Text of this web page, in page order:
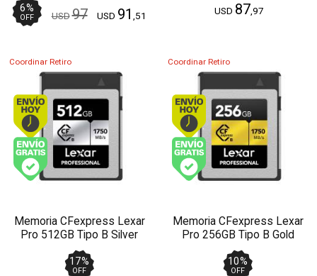
6%
OFF USD97 USD 91 ,51 USD 87 ,97
Coordinar Retiro
Envío hoy. Comprando antes de 13Hs.
Envío gratis (Ver Envíos y Pagos)
Memoria CFexpress Lexar
Pro 512GB Tipo B Silver
Series
17%
OFF
Coordinar Retiro
Envío hoy.
Envío gratis (Ver
Memoria CFexpress Lexar
Pro 256GB Tipo B Gold
Series
10%
OFF